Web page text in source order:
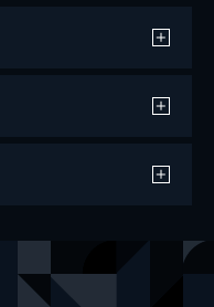
た
検閲
てい
本田翼